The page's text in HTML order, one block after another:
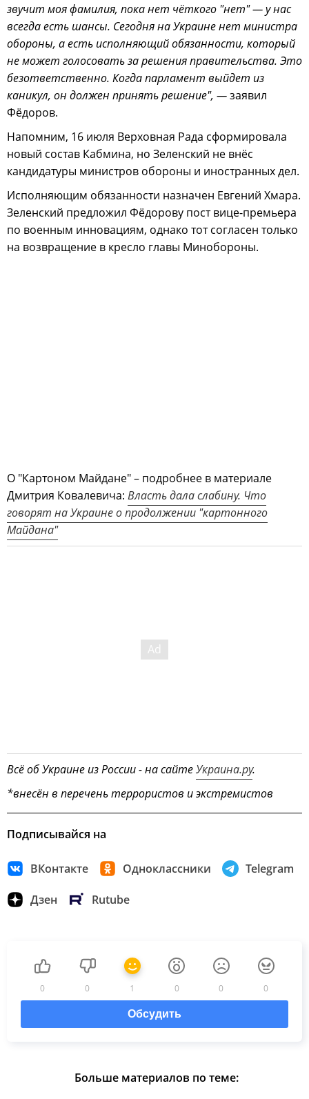
звучит моя фамилия, пока нет чёткого "нет" — у нас
всегда есть шансы. Сегодня на Украине нет министра
обороны, а есть исполняющий обязанности, который
не может голосовать за решения правительства. Это
безответственно. Когда парламент выйдет из
каникул, он должен принять решение", —заявил
Фёдоров.
Напомним, 16 июля Верховная Рада сформировала
новый состав Кабмина, но Зеленский не внёс
кандидатуры министров обороны и иностранных дел.
Исполняющим обязанности назначен Евгений Хмара.
Зеленский предложил Фёдорову пост вице-премьера
по военным инновациям, однако тот согласен только
на возвращение в кресло главы Минобороны.
О "Картоном Майдане" – подробнее в материале
Дмитрия Ковалевича: Власть дала слабину. Что
говорят на Украине о продолжении "картонного
Майдана"
Всё об Украине из России - на сайтеУкраина.ру.
*внесён в перечень террористов и экстремистов
Подписывайся на
ВКонтакте Одноклассники Telegram
Дзен Rutube
0 0 1 0 0 0
Обсудить
Больше материалов по теме: